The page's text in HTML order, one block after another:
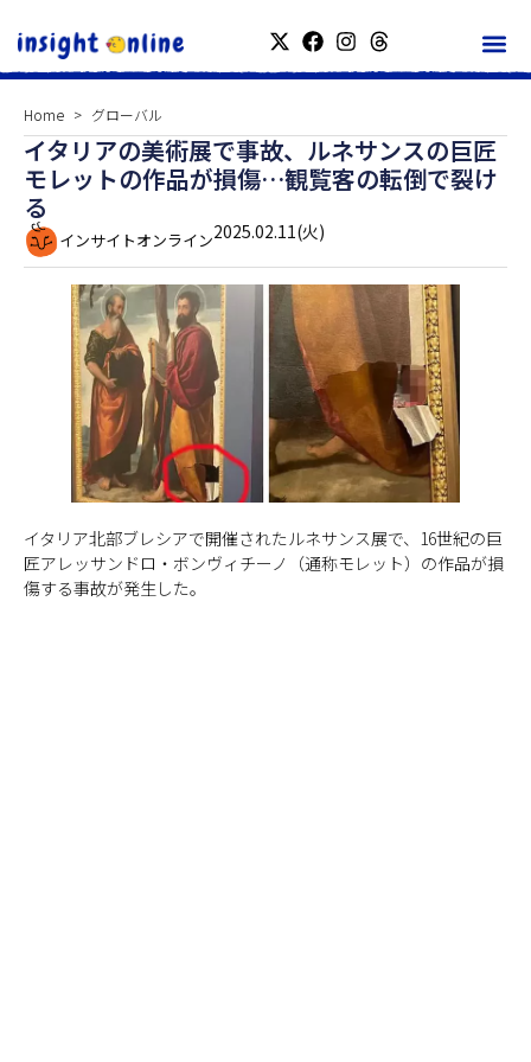
Home グローバル
イタリアの美術展で事故、ルネサンスの巨匠
モレットの作品が損傷…観覧客の転倒で裂け
る
インサイトオンライン2025.02.11(火)
イタリア北部ブレシアで開催されたルネサンス展で、16世紀の巨
匠アレッサンドロ・ボンヴィチーノ（通称モレット）の作品が損
傷する事故が発生した。